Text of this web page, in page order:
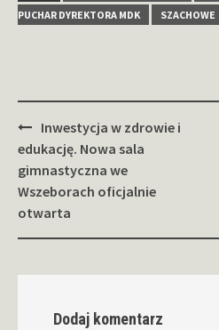
PUCHAR DYREKTORA MDK
SZACHOWE
Zobacz
wpisy
Inwestycja w zdrowie i
edukację. Nowa sala
gimnastyczna we
Wszeborach oficjalnie
otwarta
Dodaj komentarz